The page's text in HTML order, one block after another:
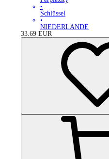
•
Schlüssel
•
NIEDERLANDE
33.69 EUR